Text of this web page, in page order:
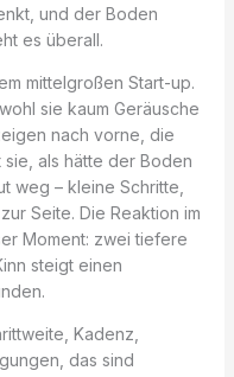
und der Boden
es überall.
mittelgroßen Start-up.
sie kaum Geräusche
nach vorne, die
als hätte der Boden
weg – kleine Schritte,
Seite. Die Reaktion im
Moment: zwei tiefere
steigt einen
Kadenz,
das sind